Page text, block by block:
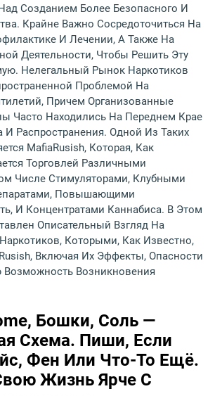
Созданием Более Безопасного И
Крайне Важно Сосредоточиться На
И Лечении, А Также На
Деятельности, Чтобы Решить Эту
Нелегальный Рынок Наркотиков
Проблемой На
Причем Организованные
Часто Находились На Переднем Крае
И Распространения. Одной Из Таких
MafiaRusish, Которая, Как
Торговлей Различными
Числе Стимуляторами, Клубными
Повышающими
И Концентратами Каннабиса. В Этом
Описательный Взгляд На
Которыми, Как Известно,
Включая Их Эффекты, Опасности
Возникновения
Бошки, Соль —
Схема. Пиши, Если
Фен Или Что-То Ещё.
Жизнь Ярче С